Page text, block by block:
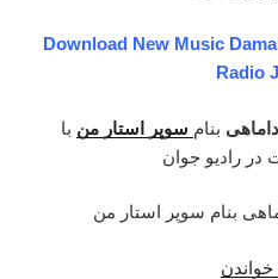
Download New Music
Radio
داماهی بنام سوپر استار من با
در رادیو جوان
خواندن